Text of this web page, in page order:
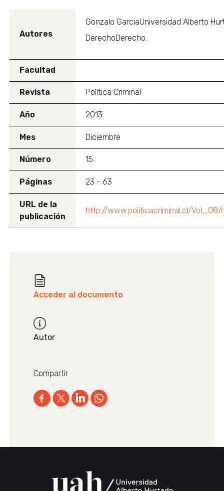
Autores
Gonzalo GarciaUniversidad Alberto
DerechoDerecho.
Facultad
Revista Política Criminal
Año 2013
Mes Diciembre
Número 15
Páginas 23 - 63
URL de la
publicación
http://www.politicacriminal.cl/Vol_08/
Acceder al documento
Autor
Compartir